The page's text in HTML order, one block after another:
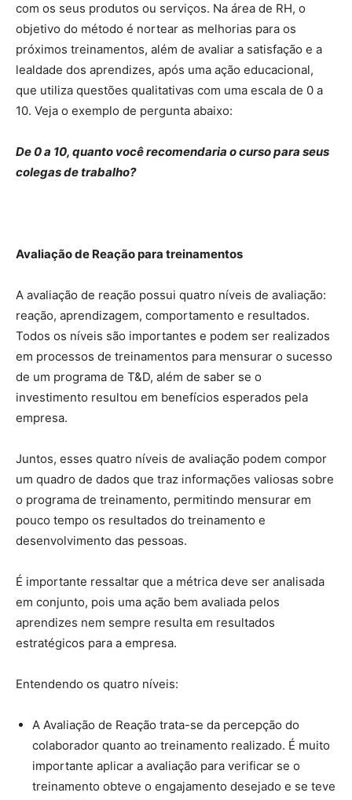
com os seus produtos ou serviços. Na área de RH, o
objetivo do método é nortear as melhorias para os
próximos treinamentos, além de avaliar a satisfação e a
lealdade dos aprendizes, após uma ação educacional,
que utiliza questões qualitativas com uma escala de 0 a
10. Veja o exemplo de pergunta abaixo:
De 0 a 10, quanto você recomendaria o curso para seus
colegas de trabalho?
Avaliação de Reação para treinamentos
A avaliação de reação possui quatro níveis de avaliação:
reação, aprendizagem, comportamento e resultados.
Todos os níveis são importantes e podem ser realizados
em processos de treinamentos para mensurar o sucesso
de um programa de T&D, além de saber se o
investimento resultou em benefícios esperados pela
empresa.
Juntos, esses quatro níveis de avaliação podem compor
um quadro de dados que traz informações valiosas sobre
o programa de treinamento, permitindo mensurar em
pouco tempo os resultados do treinamento e
desenvolvimento das pessoas.
É importante ressaltar que a métrica deve ser analisada
em conjunto, pois uma ação bem avaliada pelos
aprendizes nem sempre resulta em resultados
estratégicos para a empresa.
Entendendo os quatro níveis:
A Avaliação de Reação trata-se da percepção do
colaborador quanto ao treinamento realizado. É muito
importante aplicar a avaliação para verificar se o
treinamento obteve o engajamento desejado e se teve